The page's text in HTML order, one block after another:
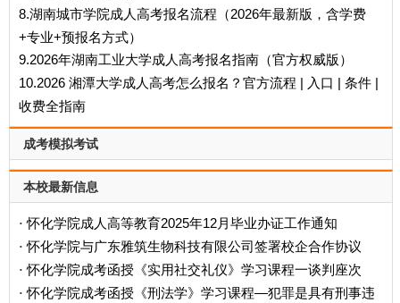
8.湖南城市学院成人高考报名流程（2026年最新版，含学费
+专业+预报名方式）
9.2026年湖南工业大学成人高考报名指南（官方权威版）
10.2026 湘潭大学成人高考怎么报名？官方流程 | 入口 | 条件 |
收费全指南
成考模拟考试
本校最新信息
·怀化学院成人高等教育2025年12月毕业办证工作通知
·怀化学院与广东雅筑生物科技有限公司签署校企合作协议
·怀化学院成考函授《实用社交礼仪》学习课程一谈判座次
·怀化学院成考函授《刑法学》学习课程—犯罪是具有刑事违